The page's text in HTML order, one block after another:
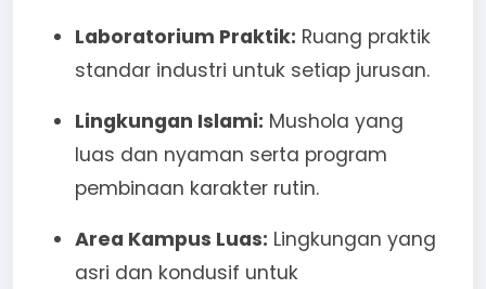
Laboratorium Praktik: Ruang praktik
standar industri untuk setiap jurusan.
Lingkungan Islami: Mushola yang
luas dan nyaman serta program
pembinaan karakter rutin.
Area Kampus Luas: Lingkungan yang
asri dan kondusif untuk